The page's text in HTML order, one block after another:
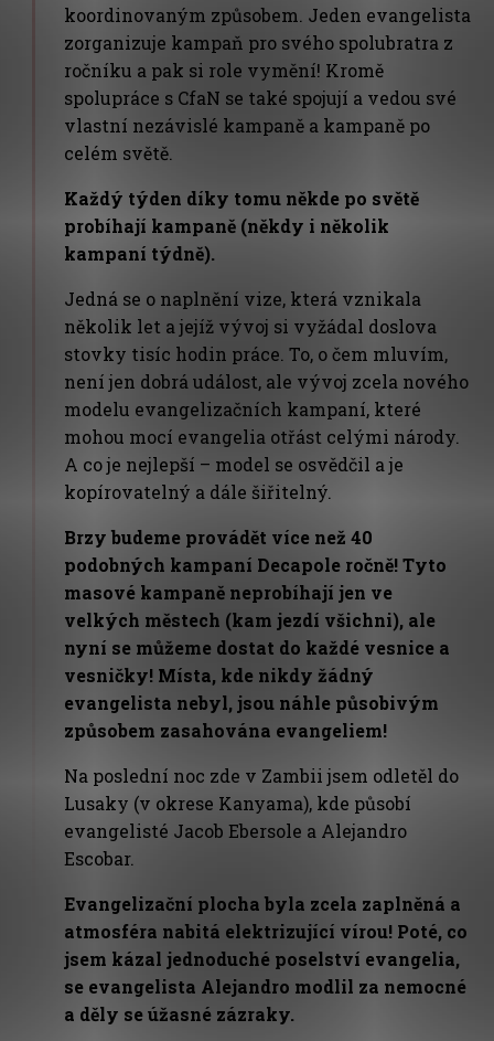
koordinovaným způsobem. Jeden evangelista
zorganizuje kampaň pro svého spolubratra z
ročníku a pak si role vymění! Kromě
spolupráce s CfaN se také spojují a vedou své
vlastní nezávislé kampaně a kampaně po
celém světě.
Každý týden díky tomu někde po světě
probíhají kampaně (někdy i několik
kampaní týdně).
Jedná se o naplnění vize, která vznikala
několik let a jejíž vývoj si vyžádal doslova
stovky tisíc hodin práce. To, o čem mluvím,
není jen dobrá událost, ale vývoj zcela nového
modelu evangelizačních kampaní, které
mohou mocí evangelia otřást celými národy.
A co je nejlepší – model se osvědčil a je
kopírovatelný a dále šiřitelný.
Brzy budeme provádět více než 40
podobných kampaní Decapole ročně! Tyto
masové kampaně neprobíhají jen ve
velkých městech (kam jezdí všichni), ale
nyní se můžeme dostat do každé vesnice a
vesničky! Místa, kde nikdy žádný
evangelista nebyl, jsou náhle působivým
způsobem zasahována evangeliem!
Na poslední noc zde v Zambii jsem odletěl do
Lusaky (v okrese Kanyama), kde působí
evangelisté Jacob Ebersole a Alejandro
Escobar.
Evangelizační plocha byla zcela zaplněná a
atmosféra nabitá elektrizující vírou! Poté, co
jsem kázal jednoduché poselství evangelia,
se evangelista Alejandro modlil za nemocné
a děly se úžasné zázraky.